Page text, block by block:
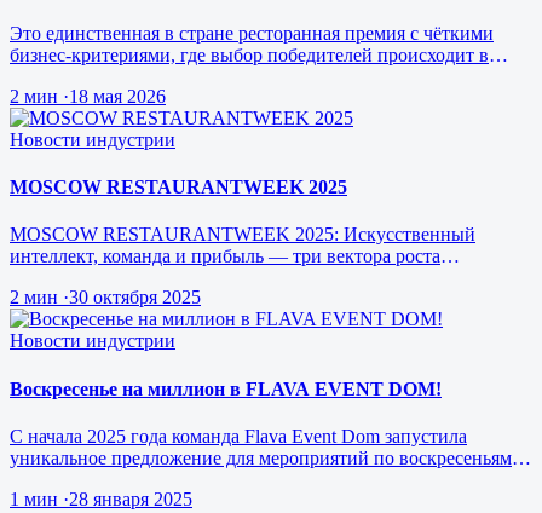
Это единственная в стране ресторанная премия с чёткими
бизнес-критериями, где выбор победителей происходит в
2 мин ·18 мая 2026
Новости индустрии
MOSCOW RESTAURANTWEEK 2025
MOSCOW RESTAURANTWEEK 2025: Искусственный
интеллект, команда и прибыль — три вектора роста
2 мин ·30 октября 2025
Новости индустрии
Воскресенье на миллион в FLAVA EVENT DOM!
С начала 2025 года команда Flava Event Dom запустила
уникальное предложение для мероприятий по воскресеньям за
1 мин ·28 января 2025